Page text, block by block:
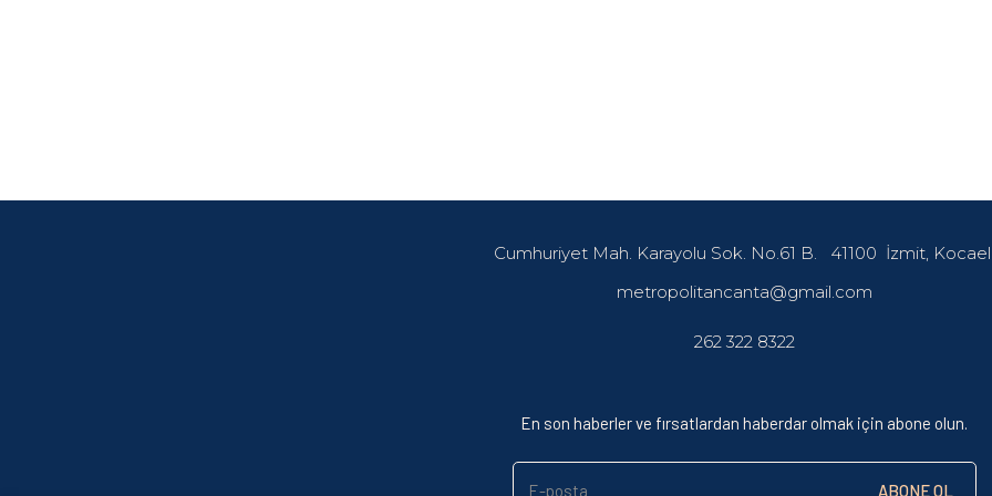
Cumhuriyet Mah. Karayolu Sok. No.61 B. 41100 İzmit,
metropolitancanta@gmail.com
262 322 8322
En son haberler ve fırsatlardan haberdar olmak için abone olun.
E-posta ABONE OL